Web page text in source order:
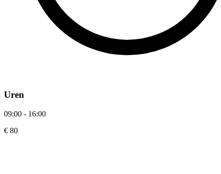
Uren
09:00 - 16:00
€ 80